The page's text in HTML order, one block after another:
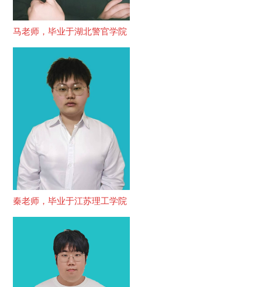
马老师，毕业于湖北警官学院
秦老师，毕业于江苏理工学院